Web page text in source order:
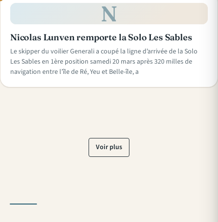
N
Nicolas Lunven remporte la Solo Les Sables
Le skipper du voilier Generali a coupé la ligne d’arrivée de la Solo
Les Sables en 1ère position samedi 20 mars après 320 milles de
navigation entre l’île de Ré, Yeu et Belle-île, a
Voir plus